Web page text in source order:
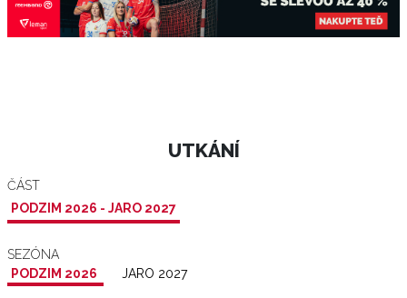
UTKÁNÍ
ČÁST
PODZIM 2026 - JARO 2027
SEZÓNA
PODZIM 2026
JARO 2027